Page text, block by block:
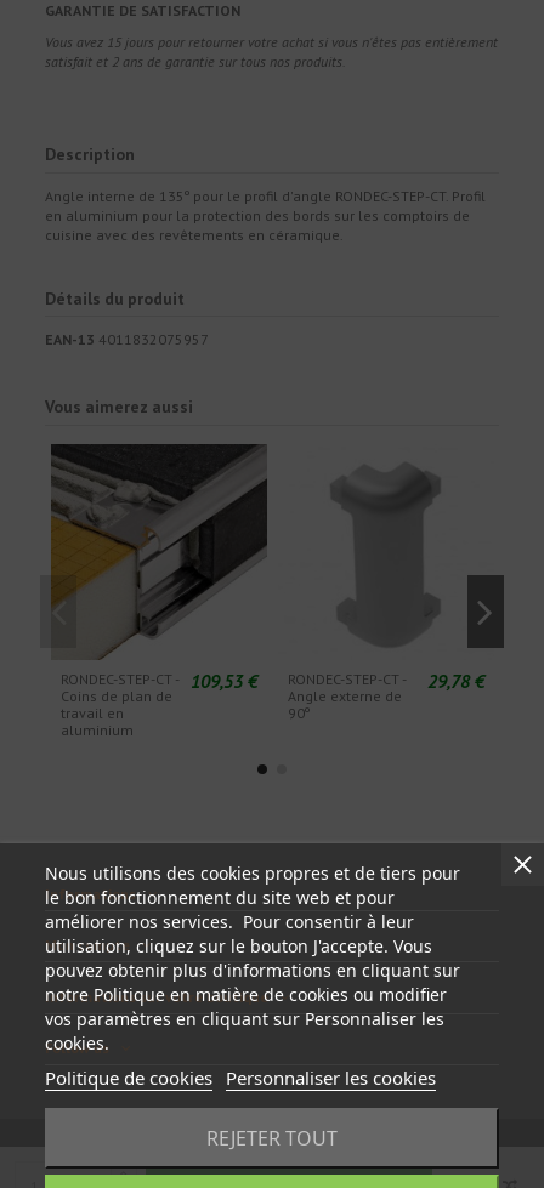
GARANTIE DE SATISFACTION
Vous avez 15 jours pour retourner votre achat si vous n'êtes pas entièrement
satisfait et 2 ans de garantie sur tous nos produits.
Description
Angle interne de 135º pour le profil d'angle RONDEC-STEP-CT. Profil
en aluminium pour la protection des bords sur les comptoirs de
cuisine avec des revêtements en céramique.
Détails du produit
EAN-13 4011832075957
Vous aimerez aussi
RONDEC-STEP-CT -
Coins de plan de
travail en
aluminium
109,53 €
RONDEC-STEP-CT -
Angle externe de
90º
29,78 €
Nous utilisons des cookies propres et de tiers pour
le bon fonctionnement du site web et pour
améliorer nos services. Pour consentir à leur
utilisation, cliquez sur le bouton J'accepte. Vous
pouvez obtenir plus d'informations en cliquant sur
notre Politique en matière de cookies ou modifier
vos paramètres en cliquant sur Personnaliser les
cookies.
Politique de cookies Personnaliser les cookies
REJETER TOUT
Informations
Mon compte
Informations sur votre boutique
Follow us